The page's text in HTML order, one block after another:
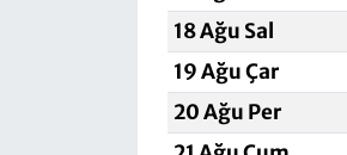
18 Ağu Sal
19 Ağu Çar
20 Ağu Per